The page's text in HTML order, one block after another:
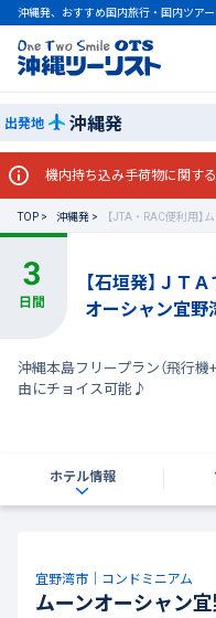
沖縄発、おすすめ国内旅行・国内ツアー
出発地 沖縄発
機内持ち込み手荷物に関す
TOP 沖縄発
【JTA・RAC便利用
【石垣発】Ｊ
オーシャン宜野
沖縄本島フリープラン（飛行
由にチョイス可能♪
ホテル情報
宜野湾市｜コンドミニアム
ムーンオーシャン